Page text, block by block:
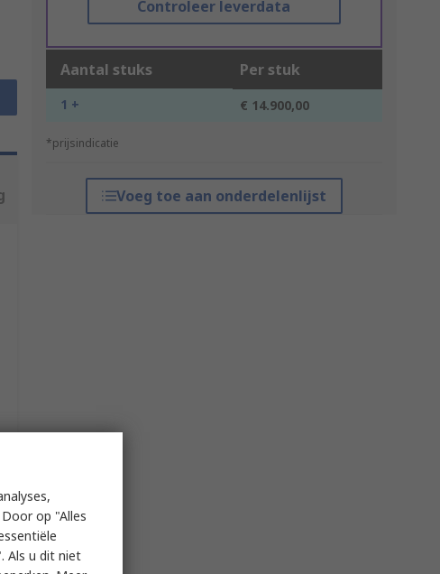
Controleer leverdata
Aantal stuks Per stuk
1 + € 14.900,00
*prijsindicatie
Voeg toe aan onderdelenlijst
op "Alles
Als u dit niet